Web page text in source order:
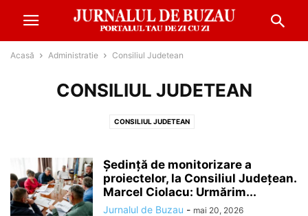
Acasă Administratie Consiliul Judetean
CONSILIUL JUDETEAN
CONSILIUL JUDETEAN
Ședință de monitorizare a
proiectelor, la Consiliul Județean.
Marcel Ciolacu: Urmărim...
Jurnalul de Buzau - mai 20, 2026